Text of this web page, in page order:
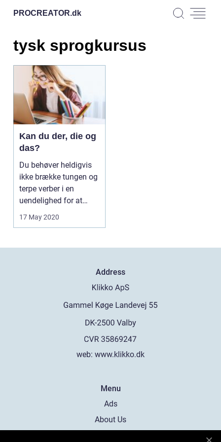
PROCREATOR.dk
tysk sprogkursus
Kan du der, die og
das?
Du behøver heldigvis
ikke brække tungen og
terpe verber i en
uendelighed for at
blive b...
17 May 2020
Address
web: www.klikko.dk
Menu
Ads
About Us